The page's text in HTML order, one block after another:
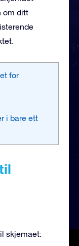
om ditt
for
i bare ett
skjemaet: